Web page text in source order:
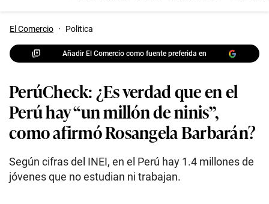
El Comercio · Politica
Añadir El Comercio como fuente preferida en
PerúCheck: ¿Es verdad que en el
Perú hay “un millón de ninis”,
como afirmó Rosangela Barbarán?
Según cifras del INEI, en el Perú hay 1.4 millones de
jóvenes que no estudian ni trabajan.